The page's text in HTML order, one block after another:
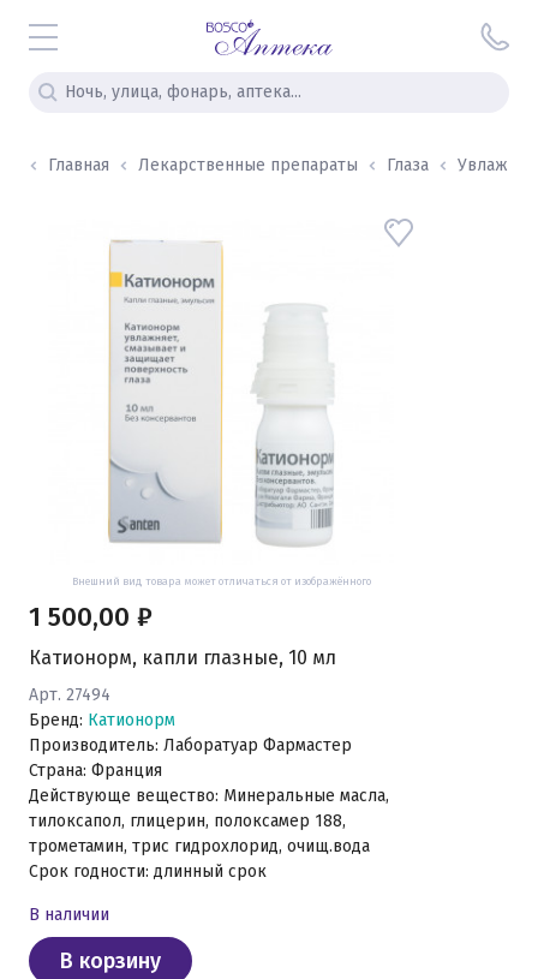
Главная Лекарственные препараты Глаза
Внешний вид товара может отличаться от изображённого
Катионорм, капли глазные, 10 мл
Арт. 27494
Бренд: Катионорм
Производитель: Лаборатуар Фармастер
Страна: Франция
Действующе вещество: Минеральные масла,
тилоксапол, глицерин, полоксамер 188,
трометамин, трис гидрохлорид, очищ.вода
Срок годности: длинный срок
1 500,00 ₽
В наличии
В корзину